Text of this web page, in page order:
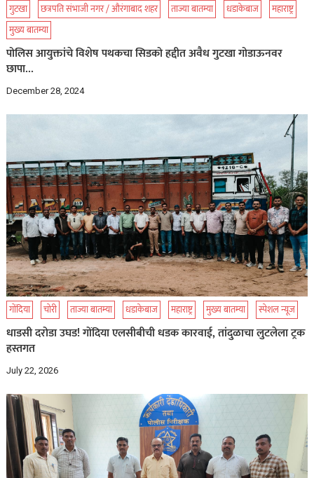
गुटखा छत्रपति संभाजी नगर / औरंगाबाद शहर ताज्या बातम्या धडाकेबाज
महाराष्ट्र
मुख्य बातम्या
पोलिस आयुक्तांचे विशेष पथकचा सिडको हद्दीत अवैध गुटखा गोडाऊनवर
छापा…
December 28, 2024
गोंदिया चोरी ताज्या बातम्या धडाकेबाज महाराष्ट्र मुख्य बातम्या स्पेशल न्यूज
धाडसी दरोडा उघड! गोंदिया एलसीबीची धडक कारवाई, तांदुळाचा लुटलेला ट्रक
हस्तगत
July 22, 2026